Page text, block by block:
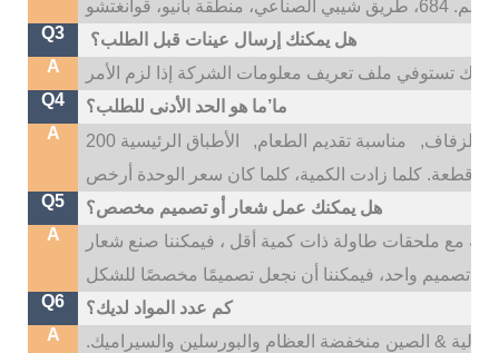
Q3
هل يمكنك إرسال عينات قبل الطلب؟
A
Q4
ما’ما هو الحد الأدنى للطلب؟
A
الزفاف, مناسبة تقديم الطعام, الأطباق الرئيسية 200
Q5
هل يمكنك عمل شعار أو تصميم مخصص؟
A
إذا كانت اللوحات الرئيسية أكثر من 500 قطعة مع ملحقات طاولة ذات كمية أقل ، فيمكننا صنع شعار
Q6
كم عدد المواد لديك؟
A
عالية & الصين منخفضة العظام والبورسلين والسيراميك.